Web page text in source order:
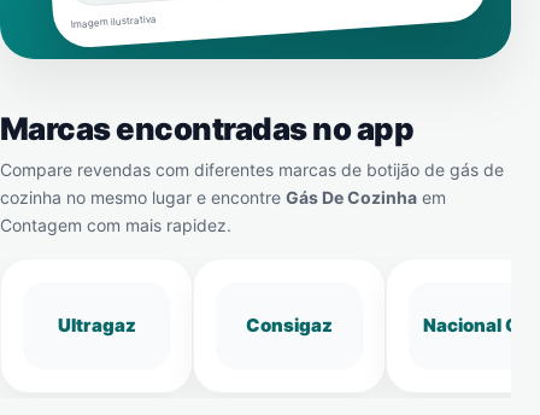
Imagem ilustrativa
Marcas encontradas no app
Compare revendas com diferentes marcas de botijão de gás de
cozinha no mesmo lugar e encontre Gás De Cozinha em
Contagem com mais rapidez.
Ultragaz Consigaz Nacional Gás